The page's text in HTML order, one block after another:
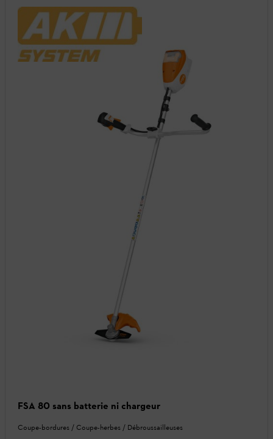
FSA 80 sans batterie ni chargeur
Coupe-bordures / Coupe-herbes / Débroussailleuses